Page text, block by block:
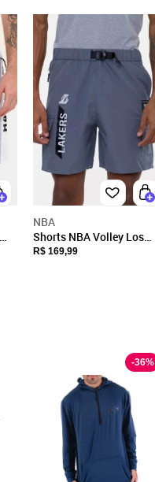
PLACE LTDA
0001-06
Schmitz, 670
SC/
000
NBA
Shorts NBA Volley Los
Angeles Lakers Cinza
R$ 169,99
-36%